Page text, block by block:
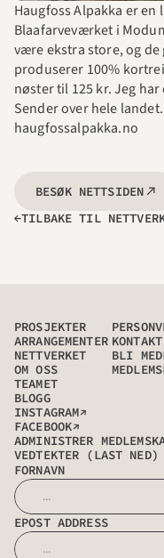
Haugfoss Alpakka er
Blaafarveværket i
være ekstra store, og de
produserer 100%
nøster til 125 kr. Jeg
Sender over hele
haugfossalpakka.no
BESØK NETTSIDEN
→TILBAKE TIL
PROSJEKTER
ARRANGEMENTER
NETTVERKET
OM OSS
TEAMET
BLOGG
KONTAKT
BLI
INSTAGRAM→
FACEBOOK→
ADMINISTRER
VEDTEKTER (LAST NED)
FORNAVN
EPOST ADDRESS